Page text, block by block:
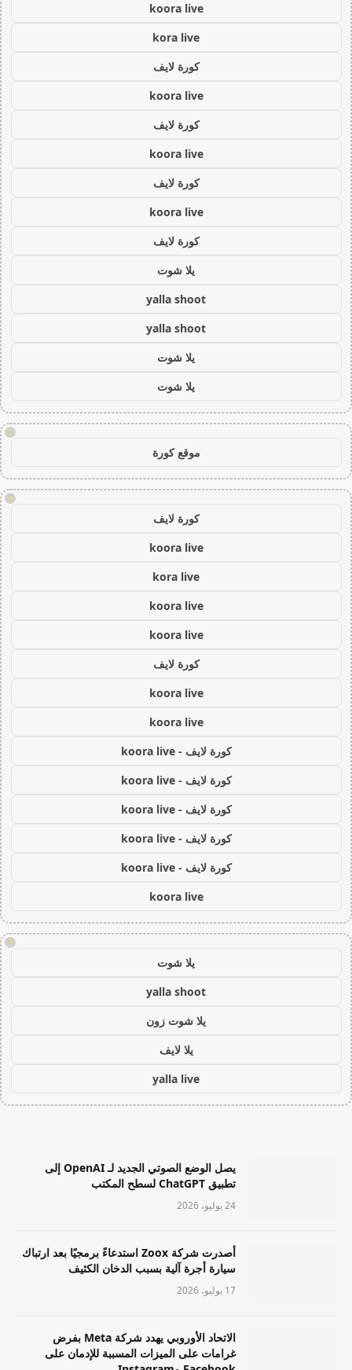
koora live
kora live
كورة لايف
koora live
كورة لايف
koora live
كورة لايف
koora live
كورة لايف
يلا شوت
yalla shoot
yalla shoot
يلا شوت
يلا شوت
!
موقع كورة
!
كورة لايف
koora live
kora live
koora live
koora live
كورة لايف
koora live
koora live
كورة لايف - koora live
كورة لايف - koora live
كورة لايف - koora live
كورة لايف - koora live
كورة لايف - koora live
koora live
!
يلا شوت
yalla shoot
يلا شوت زون
يلا لايف
yalla live
يصل الوضع الصوتي الجديد لـ OpenAI إلى
تطبيق ChatGPT لسطح المكتب
24 يوليو، 2026
أصدرت شركة Zoox استدعاءً برمجيًا بعد ارتباك
سيارة أجرة آلية بسبب الدخان الكثيف
17 يوليو، 2026
الاتحاد الأوروبي يهدد شركة Meta بفرض
غرامات على الميزات المسببة للإدمان على